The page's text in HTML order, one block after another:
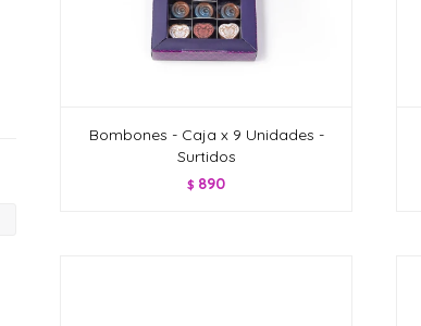
Bombones - Caja x 9 Unidades -
Surtidos
$ 890